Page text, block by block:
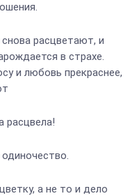
расцветают, и
в страхе.
и любовь прекраснее,
расцвела!
а не то и дело